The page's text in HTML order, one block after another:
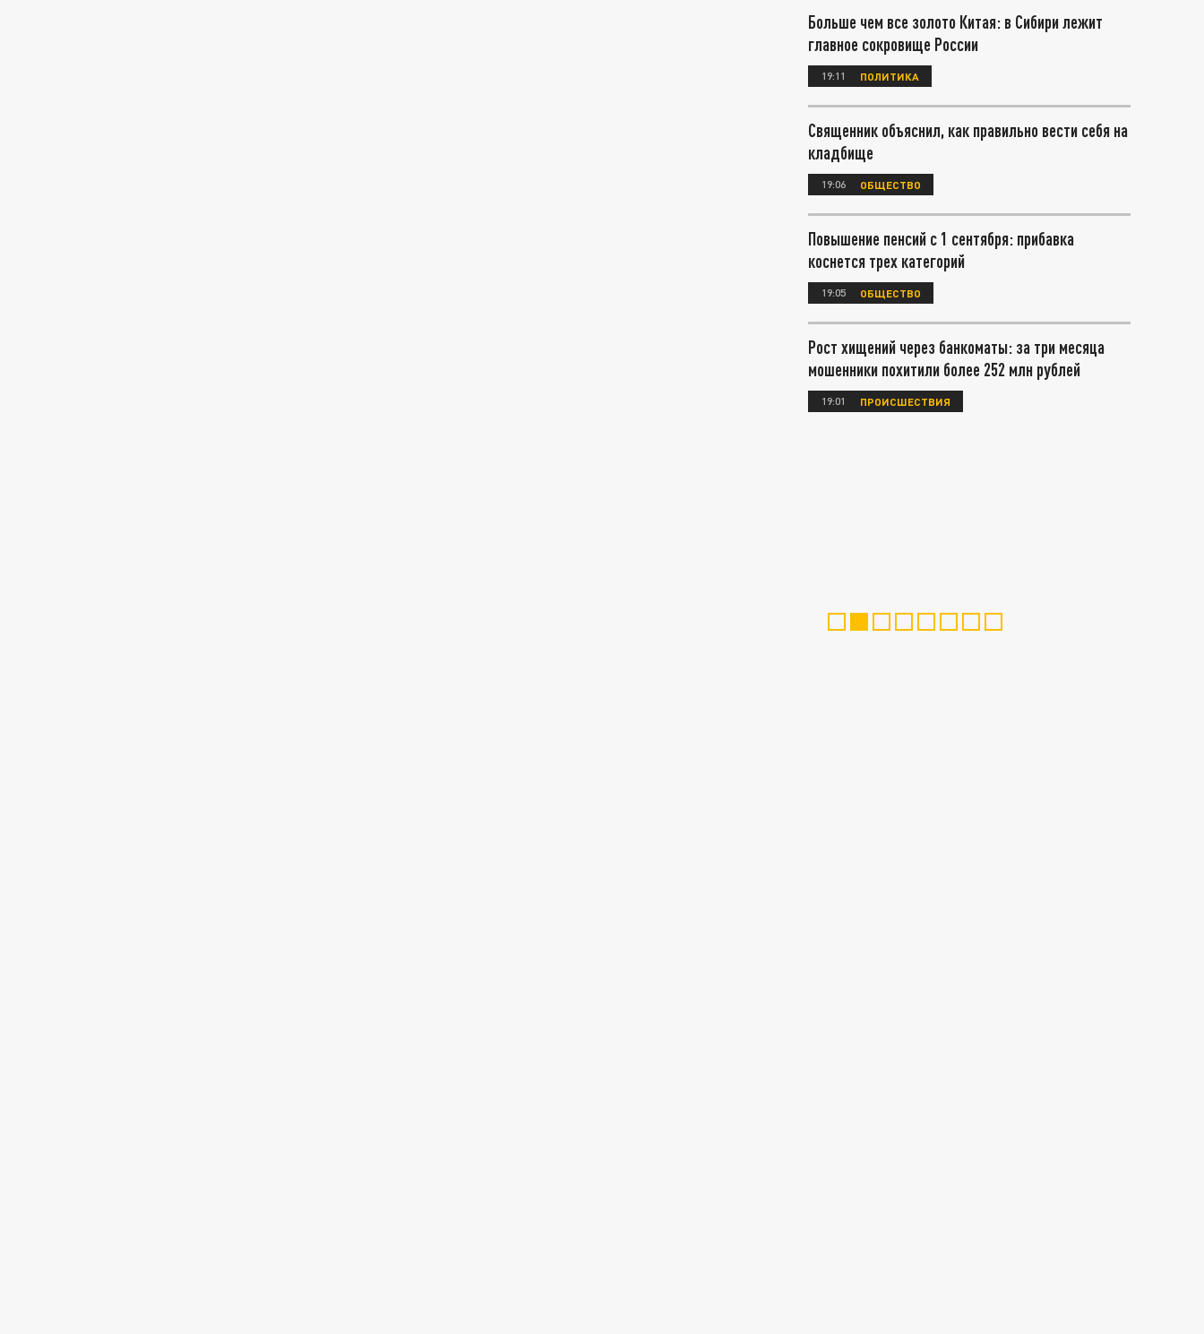
Больше чем все золото Китая: в Сибири лежит
главное сокровище России
19:11 ПОЛИТИКА
Священник объяснил, как правильно вести себя на
кладбище
19:06 ОБЩЕСТВО
Повышение пенсий с 1 сентября: прибавка
коснется трех категорий
19:05 ОБЩЕСТВО
Рост хищений через банкоматы: за три месяца
мошенники похитили более 252 млн рублей
19:01 ПРОИСШЕСТВИЯ